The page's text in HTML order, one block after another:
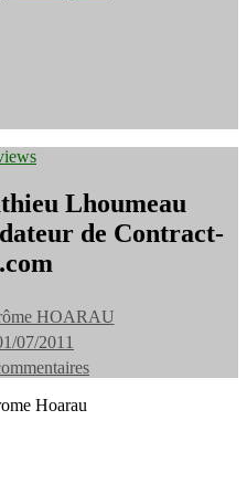
Catégories
Lhoumeau
de Contract-
HOARAU
07/2011
Interview